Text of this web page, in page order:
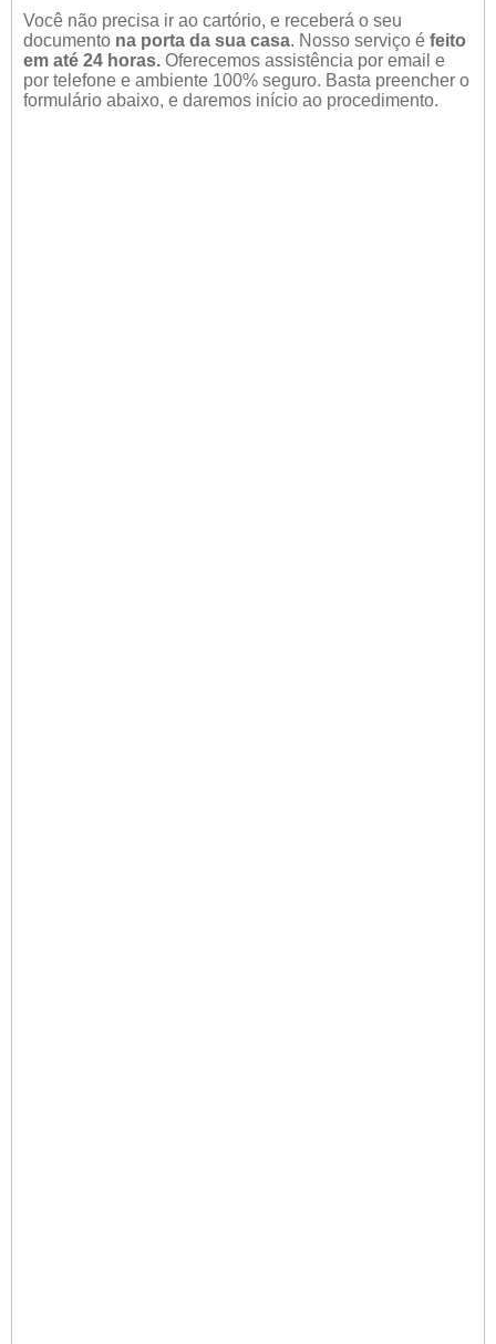
Você não precisa ir ao cartório, e receberá o seu
documento na porta da sua casa. Nosso serviço é feito
em até 24 horas. Oferecemos assistência por email e
por telefone e ambiente 100% seguro. Basta preencher o
formulário abaixo, e daremos início ao procedimento.